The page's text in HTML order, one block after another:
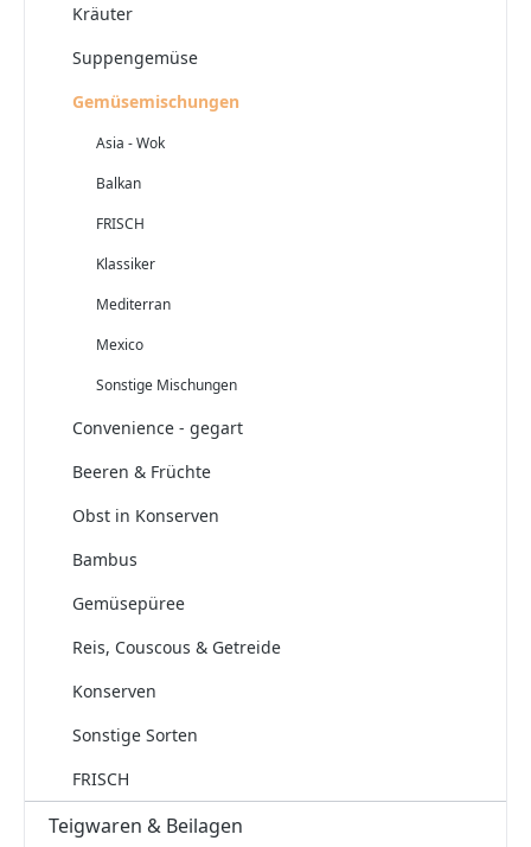
Kräuter
Suppengemüse
Gemüsemischungen
Asia - Wok
Balkan
FRISCH
Klassiker
Mediterran
Mexico
Sonstige Mischungen
Convenience - gegart
Beeren & Früchte
Obst in Konserven
Bambus
Gemüsepüree
Reis, Couscous & Getreide
Konserven
Sonstige Sorten
FRISCH
Teigwaren & Beilagen